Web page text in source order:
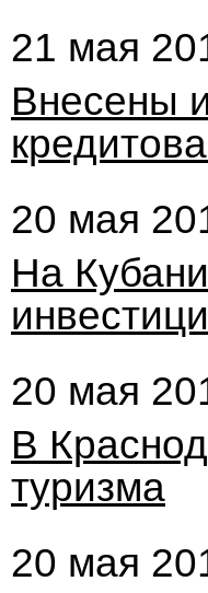
21 мая
Внесены
20 мая
На
20 мая
В
туризма
20 мая